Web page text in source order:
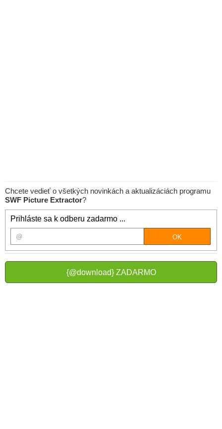
Chcete vedieť o všetkých novinkách a aktualizáciách programu
SWF Picture Extractor?
Prihláste sa k odberu zadarmo ...
{@download} ZADARMO